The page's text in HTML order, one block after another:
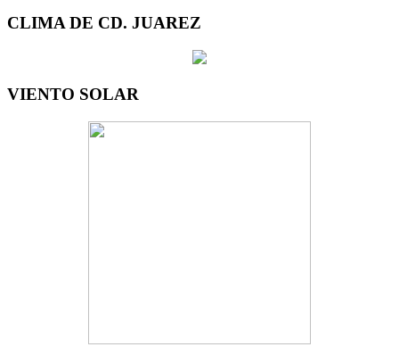
CLIMA DE CD. JUAREZ
VIENTO SOLAR